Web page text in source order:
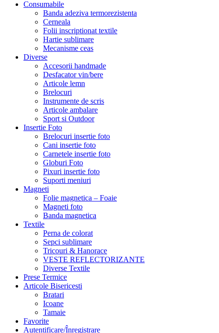
Consumabile
Banda adeziva termorezistenta
Cerneala
Folii inscriptionat textile
Hartie sublimare
Mecanisme ceas
Diverse
Accesorii handmade
Desfacator vin/bere
Articole lemn
Brelocuri
Instrumente de scris
Articole ambalare
Sport si Outdoor
Insertie Foto
Brelocuri insertie foto
Cani insertie foto
Carnetele insertie foto
Globuri Foto
Pixuri insertie foto
Suporti meniuri
Magneti
Folie magnetica – Foaie
Magneti foto
Banda magnetica
Textile
Perna de colorat
Sepci sublimare
Tricouri & Hanorace
VESTE REFLECTORIZANTE
Diverse Textile
Prese Termice
Articole Bisericesti
Bratari
Icoane
Tamaie
Favorite
Autentificare/Înregistrare